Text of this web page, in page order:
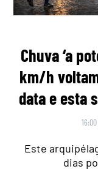
Chuva ‘a
km/h
data e esta
Este
dias